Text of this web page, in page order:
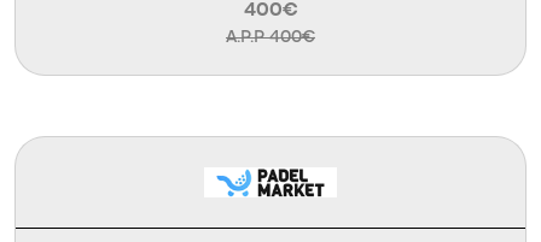
400€
A.P.P 400€